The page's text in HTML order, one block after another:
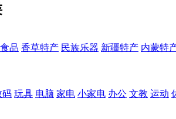
品 香草特产 民族乐器 新疆特产 内蒙特
码 玩具 电脑 家电 小家电 办公 文教 运动